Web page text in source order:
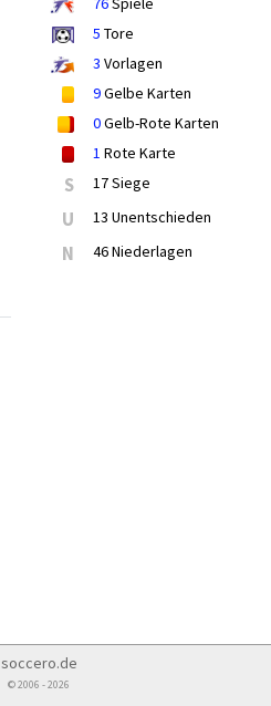
5 Tore
3 Vorlagen
9Gelbe Karten
0Gelb-Rote Karten
1 Rote Karte
S 17 Siege
U 13 Unentschieden
N 46 Niederlagen
soccero.de
© 2006 - 2026